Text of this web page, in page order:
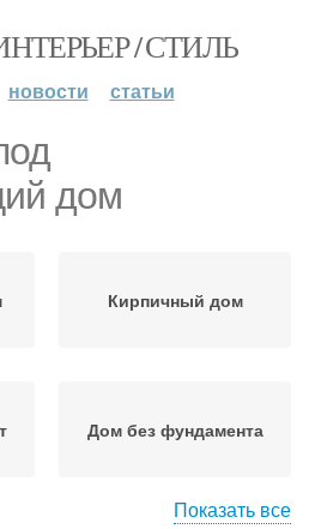
/ СТИЛЬ
новости статьи
дом
Кирпичный дом
Дом без фундамента
Показать все